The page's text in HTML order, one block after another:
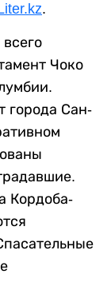
.
Чоко
города Сан-
Кордоба-